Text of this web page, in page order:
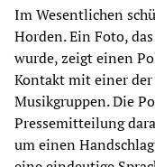
Im Wesentlichen
Horden. Ein Foto,
wurde, zeigt einen
Kontakt mit einer
Musikgruppen. Die
Pressemitteilung
um einen